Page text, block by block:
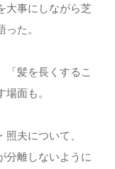
大事にしながら芝
た。
「髪を長くするこ
面も。
夫について、
分離しないように